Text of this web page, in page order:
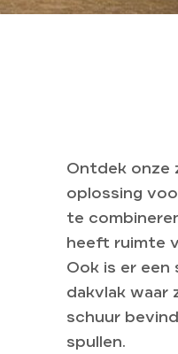
Ontdek onze
oplossing
te
heeft ruimte
Ook is er
dakvlak waar
schuur
spullen.